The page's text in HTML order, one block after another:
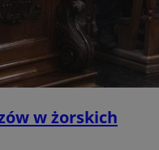
w żorskich